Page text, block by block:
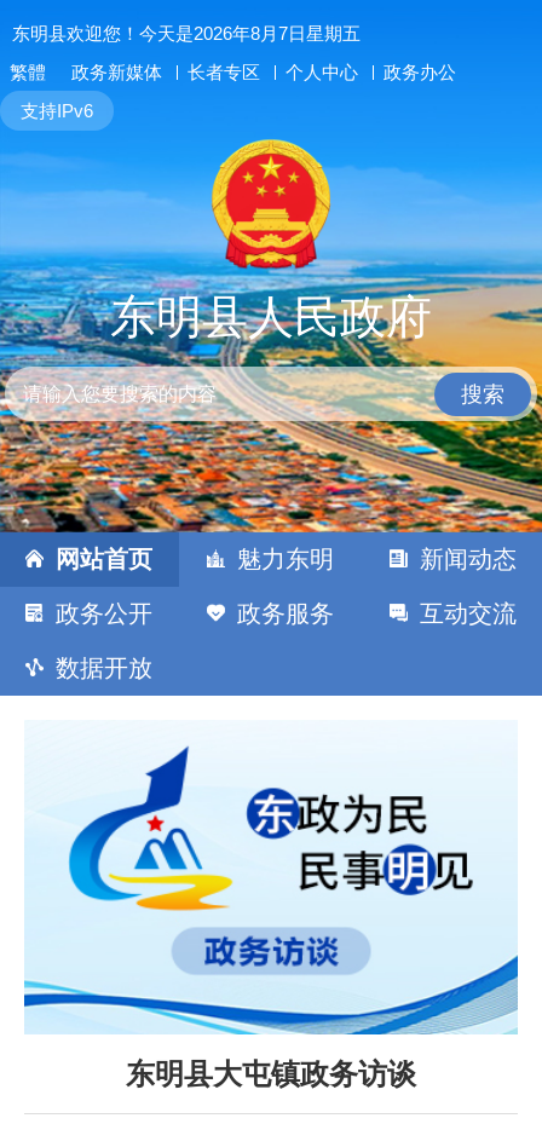
东明县欢迎您！今天是2026年8月7日星期五
繁體
政务新媒体 长者专区 个人中心
政务办公
支持IPv6
东明县人民政府
搜索
网站首页 魅力东明 新闻动态
政务公开 政务服务 互动交流
数据开放
东明县大屯镇政务访谈